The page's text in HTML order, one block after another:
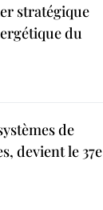
stratégique
du
de
devient le 37e